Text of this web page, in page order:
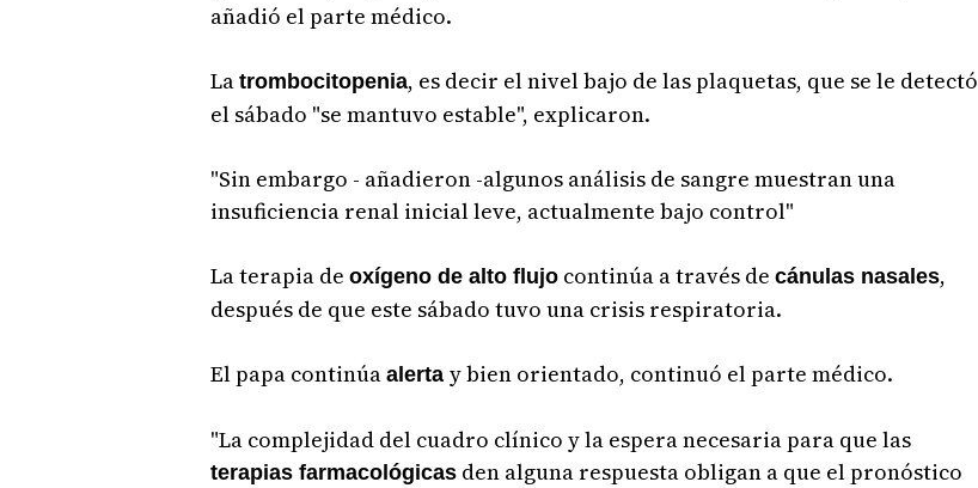
añadió el parte médico.
La trombocitopenia, es decir el nivel bajo de las plaquetas, que se le detectó
el sábado "se mantuvo estable", explicaron.
"Sin embargo - añadieron -algunos análisis de sangre muestran una
insuficiencia renal inicial leve, actualmente bajo control"
La terapia de oxígeno de alto flujocontinúa a través de cánulas nasales,
después de que este sábado tuvo una crisis respiratoria.
El papa continúa alerta y bien orientado, continuó el parte médico.
"La complejidad del cuadro clínico y la espera necesaria para que las
terapias farmacológicasden alguna respuesta obligan a que el pronóstico